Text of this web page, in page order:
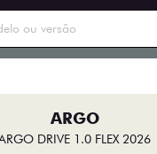
ARGO
DRIVE 1.0 FLEX 2026